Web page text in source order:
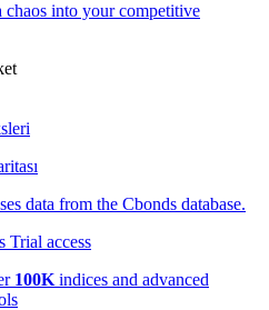
chaos into your competitive
data from the Cbonds database.
Trial access
100K indices and advanced